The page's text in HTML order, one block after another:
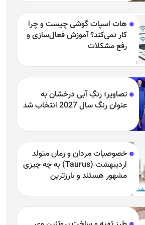
هات اسپات گوشی چیست و چرا
کار نمی‌کند؟ آموزش فعال‌سازی و
رفع مشکلات
تصاویر؛ رنگِ آبی درخشان به
عنوان رنگ سال 2027 انتخاب شد
خصوصیات مردان و زمان متولد
اردیبهشت (Taurus) به چه چیزی
مشهور هستند و بارزترین